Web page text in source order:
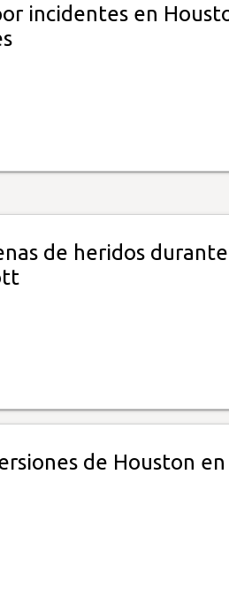
incidentes en
de heridos durante
de Houston en